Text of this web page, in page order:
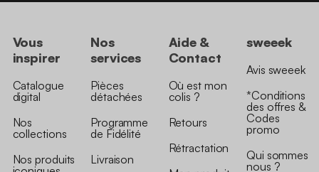
Vous
inspirer
Catalogue
digital
Nos
collections
Nos produits
Nos
services
Pièces
détachées
Programme
de Fidélité
Livraison
Aide &
Contact
Où est mon
colis ?
Retours
Rétractation
sweeek
Avis sweeek
*Conditions
des offres &
Codes
promo
Qui sommes
nous ?